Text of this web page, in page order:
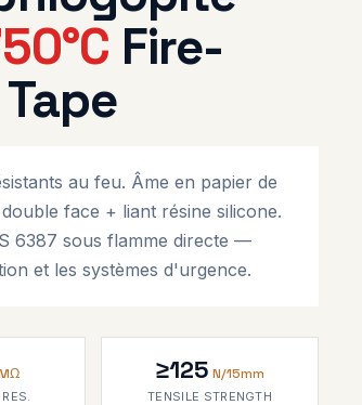
Fire-
au feu. Âme en papier de
face + liant résine silicone.
6387 sous flamme directe —
et les systèmes d'urgence.
≥125 N/15mm
TENSILE STRENGTH